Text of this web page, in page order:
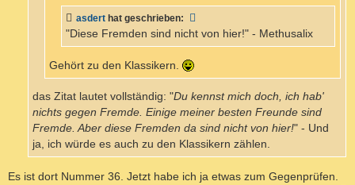
asdert hat geschrieben:
"Diese Fremden sind nicht von hier!" - Methusalix
Gehört zu den Klassikern.
das Zitat lautet vollständig: "Du kennst mich doch, ich hab'
nichts gegen Fremde. Einige meiner besten Freunde sind
Fremde. Aber diese Fremden da sind nicht von hier!" - Und
ja, ich würde es auch zu den Klassikern zählen.
Es ist dort Nummer 36. Jetzt habe ich ja etwas zum Gegenprüfen.